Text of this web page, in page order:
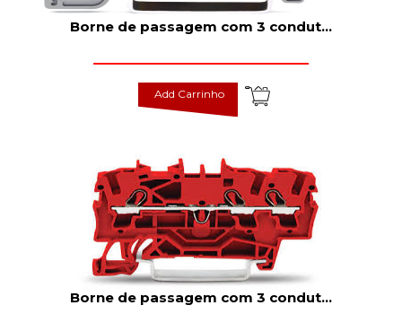
Borne de passagem com 3 condut...
Add Carrinho
Borne de passagem com 3 condut...